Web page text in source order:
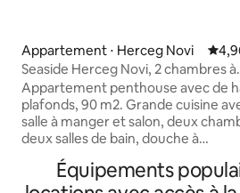
Appartement ⋅ Herceg Novi
Seaside Herceg Novi, 2 chambres à
coucher ap. Istok
Appartement penthouse avec de
plafonds, 90 m2. Grande cuisine
salle à manger et salon, deux
deux salles de bain, douche à
hydromassage, deux balcons avec
sur la mer. Un lit king size dans la
chambre principale, deux lits
Équipements